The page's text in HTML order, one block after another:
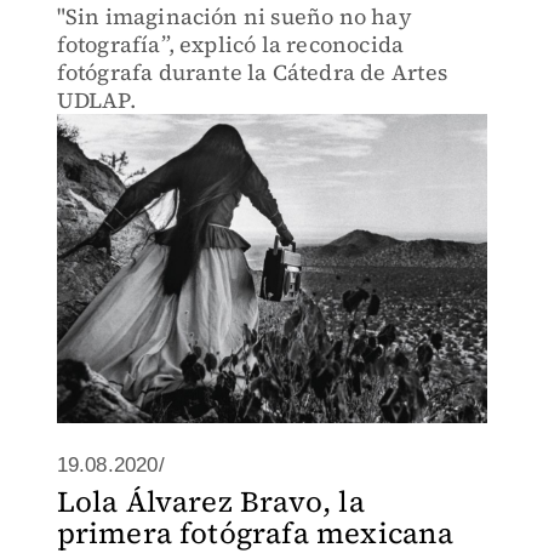
"Sin imaginación ni sueño no hay
fotografía”, explicó la reconocida
fotógrafa durante la Cátedra de Artes
UDLAP.
19.08.2020/
Lola Álvarez Bravo, la
primera fotógrafa mexicana